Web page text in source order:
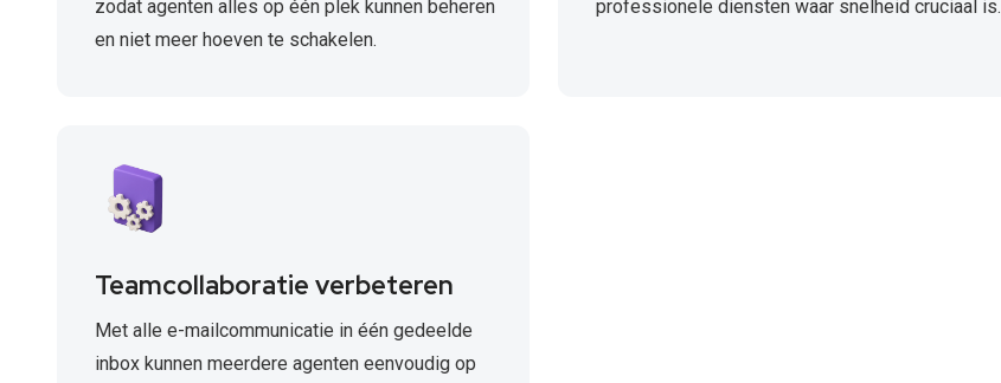
zodat agenten alles op één plek kunnen beheren
en niet meer hoeven te schakelen.
professionele diensten waar snelheid cruciaal is.
Teamcollaboratie verbeteren
Met alle e-mailcommunicatie in één gedeelde
inbox kunnen meerdere agenten eenvoudig op